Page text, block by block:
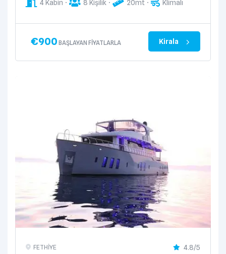
4 Kabin 8 Kişilik 20mt Klimalı
€900 BAŞLAYAN FIYATLARLA Kirala
FETHIYE 4.8/5